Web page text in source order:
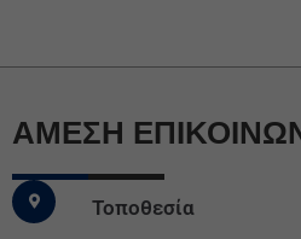
ΆΜΕΣΗ
Τοποθεσία